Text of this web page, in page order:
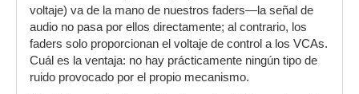
voltaje) va de la mano de nuestros faders—la señal de
audio no pasa por ellos directamente; al contrario, los
faders solo proporcionan el voltaje de control a los VCAs.
Cuál es la ventaja: no hay prácticamente ningún tipo de
ruido provocado por el propio mecanismo.